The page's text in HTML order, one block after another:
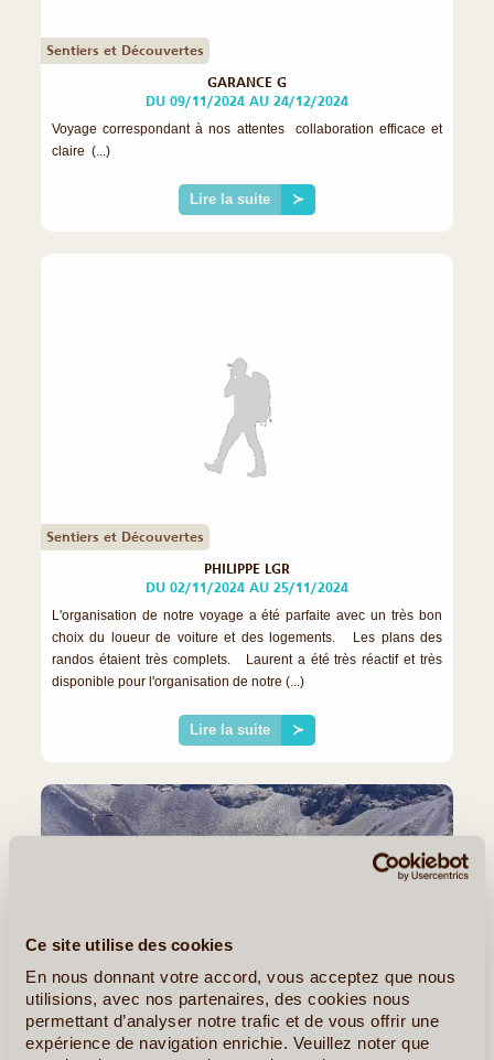
Ce site utilise des cookies
En nous donnant votre accord, vous acceptez que nous
utilisions, avec nos partenaires, des cookies nous
permettant d’analyser notre trafic et de vous offrir une
expérience de navigation enrichie. Veuillez noter que
Sentiers et Découvertes
GARANCE G
DU 09/11/2024 AU 24/12/2024
Voyage correspondant à nos attentes collaboration efficace et
claire (...)
Lire la suite ≻
Sentiers et Découvertes
PHILIPPE LGR
DU 02/11/2024 AU 25/11/2024
L'organisation de notre voyage a été parfaite avec un très bon
choix du loueur de voiture et des logements. Les plans des
randos étaient très complets. Laurent a été très réactif et très
disponible pour l'organisation de notre (...)
Lire la suite ≻